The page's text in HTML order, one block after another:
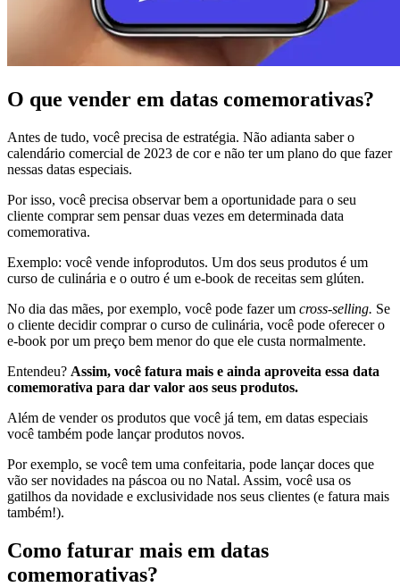
O que vender em datas comemorativas?
Antes de tudo, você precisa de estratégia. Não adianta saber o
calendário comercial de 2023 de cor e não ter um plano do que fazer
nessas datas especiais.
Por isso, você precisa observar bem a oportunidade para o seu
cliente comprar sem pensar duas vezes em determinada data
comemorativa.
Exemplo: você vende infoprodutos. Um dos seus produtos é um
curso de culinária e o outro é um e-book de receitas sem glúten.
No dia das mães, por exemplo, você pode fazer um cross-selling. Se
o cliente decidir comprar o curso de culinária, você pode oferecer o
e-book por um preço bem menor do que ele custa normalmente.
Entendeu? Assim, você fatura mais e ainda aproveita essa data
comemorativa para dar valor aos seus produtos.
Além de vender os produtos que você já tem, em datas especiais
você também pode lançar produtos novos.
Por exemplo, se você tem uma confeitaria, pode lançar doces que
vão ser novidades na páscoa ou no Natal. Assim, você usa os
gatilhos da novidade e exclusividade nos seus clientes (e fatura mais
também!).
Como faturar mais em datas
comemorativas?